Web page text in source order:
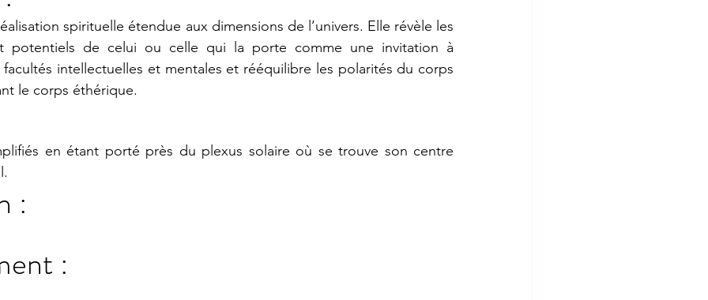
spirituelle étendue aux dimensions de l’univers. Elle révèle les
potentiels de celui ou celle qui la porte comme une invitation à
facultés intellectuelles et mentales et rééquilibre les polarités du corps
le corps éthérique.
en étant porté près du plexus solaire où se trouve son centre
:
: